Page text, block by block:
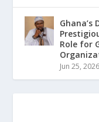
Ghana’s
Role for
Jun 25, 2026